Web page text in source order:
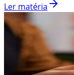
Ler matéria